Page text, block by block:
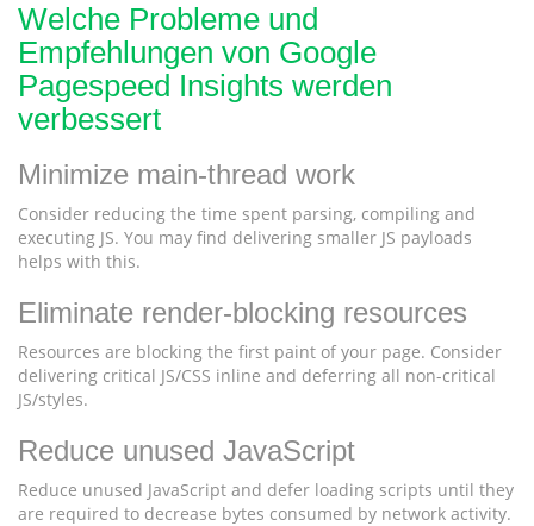
Welche Probleme und
Empfehlungen von Google
Pagespeed Insights werden
verbessert
Minimize main-thread work
Consider reducing the time spent parsing, compiling and
executing JS. You may find delivering smaller JS payloads
helps with this.
Eliminate render-blocking resources
Resources are blocking the first paint of your page. Consider
delivering critical JS/CSS inline and deferring all non-critical
JS/styles.
Reduce unused JavaScript
Reduce unused JavaScript and defer loading scripts until they
are required to decrease bytes consumed by network activity.